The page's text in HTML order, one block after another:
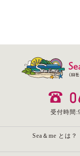
受付時間
Sea＆me とは？